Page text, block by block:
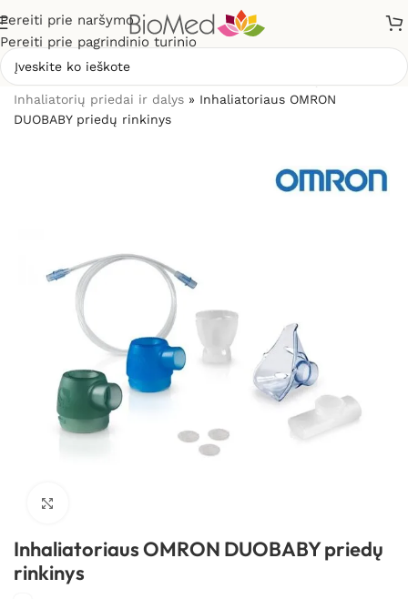
Pereiti prie naršymo
Pereiti prie pagrindinio turinio
Inhaliatorių priedai ir dalys » Inhaliatoriaus OMRON
DUOBABY priedų rinkinys
Inhaliatoriaus OMRON DUOBABY priedų
rinkinys